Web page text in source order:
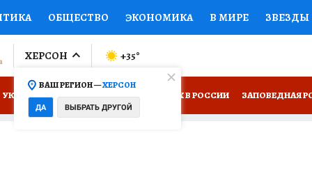
ОБЩЕСТВО ЭКОНОМИКА В МИРЕ ЗВЕЗДЫ
ПРОИСШЕСТВИЯ
ОТКРЫВАЕМ МИР Я ЗНАЮ
ПРОМОКОДЫ СЕРИАЛЫ
ХЕРСОН
ВАШ РЕГИОН —ХЕРСОН
ДА ВЫБРАТЬ ДРУГОЙ
+35°
УКРАИНА: СВОДКА КП В МАХ ОТДЫХ В РОССИИ ЗАПОВЕДНАЯ